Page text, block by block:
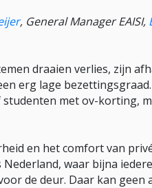
, General Manager EAISI,
draaien verlies, zijn
erg lage
met ov-korting,
en het comfort van
waar bijna
de deur. Daar kan geen